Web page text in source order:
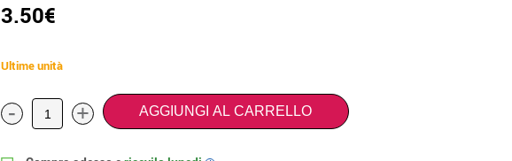
3.50€
Ultime unità
- + AGGIUNGI AL CARRELLO